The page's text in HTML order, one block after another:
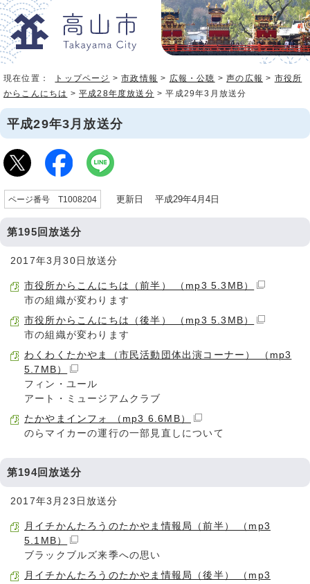
現在位置： トップページ >市政情報 > 広報・公聴 >声の広報 > 市役所
からこんにちは >平成28年度放送分 > 平成29年3月放送分
平成29年3月放送分
ページ番号 T1008204 更新日 平成29年4月4日
第195回放送分
2017年3月30日放送分
市役所からこんにちは（前半） （mp3 5.3MB）
市の組織が変わります
市役所からこんにちは（後半） （mp3 5.3MB）
市の組織が変わります
わくわくたかやま（市民活動団体出演コーナー） （mp3
5.7MB）
フィン・ユール
アート・ミュージアムクラブ
たかやまインフォ （mp3 6.6MB）
のらマイカーの運行の一部見直しについて
第194回放送分
2017年3月23日放送分
月イチかんたろうのたかやま情報局（前半） （mp3
5.1MB）
ブラックブルズ来季への思い
月イチかんたろうのたかやま情報局（後半） （mp3